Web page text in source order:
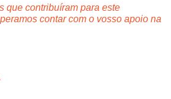
que contribuíram para este
contar com o vosso apoio na